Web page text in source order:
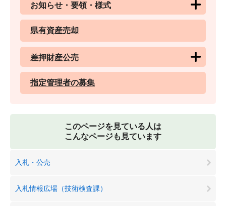
お知らせ・要領・様式
県有資産売却
差押財産公売
指定管理者の募集
このページを見ている人は
こんなページも見ています
入札・公売
入札情報広場（技術検査課）